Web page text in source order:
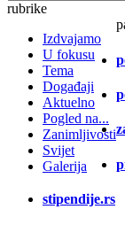
rubrike
Izdvajamo
U fokusu
Tema
Događaji
Aktuelno
Pogled na...
Zanimljivosti
Svijet
Galerija
stipendije.rs